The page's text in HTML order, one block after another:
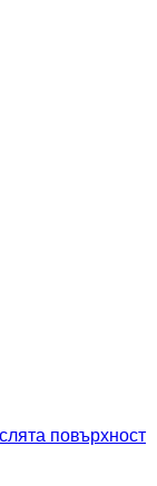
повърхност